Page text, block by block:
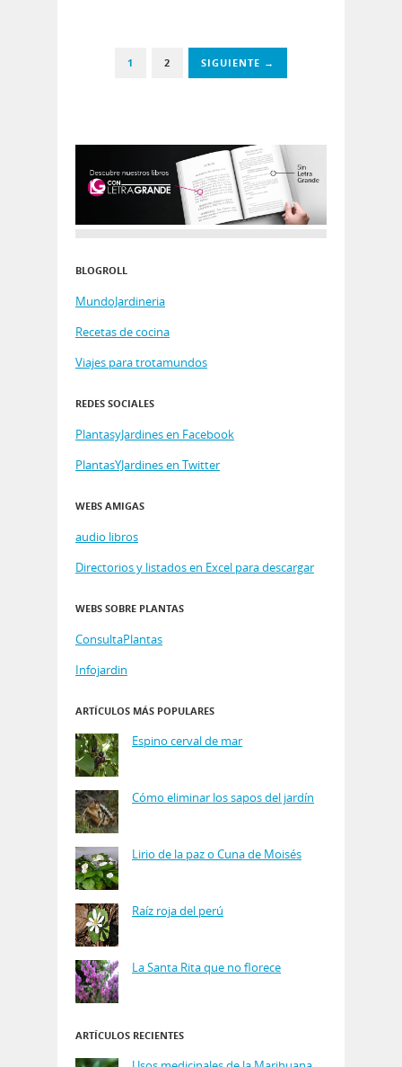
1 2 SIGUIENTE →
BLOGROLL
MundoJardineria
Recetas de cocina
Viajes para trotamundos
REDES SOCIALES
PlantasyJardines en Facebook
PlantasYJardines en Twitter
WEBS AMIGAS
audio libros
Directorios y listados en Excel para descargar
WEBS SOBRE PLANTAS
ConsultaPlantas
Infojardin
ARTÍCULOS MÁS POPULARES
Espino cerval de mar
Cómo eliminar los sapos del jardín
Lirio de la paz o Cuna de Moisés
Raíz roja del perú
La Santa Rita que no florece
ARTÍCULOS RECIENTES